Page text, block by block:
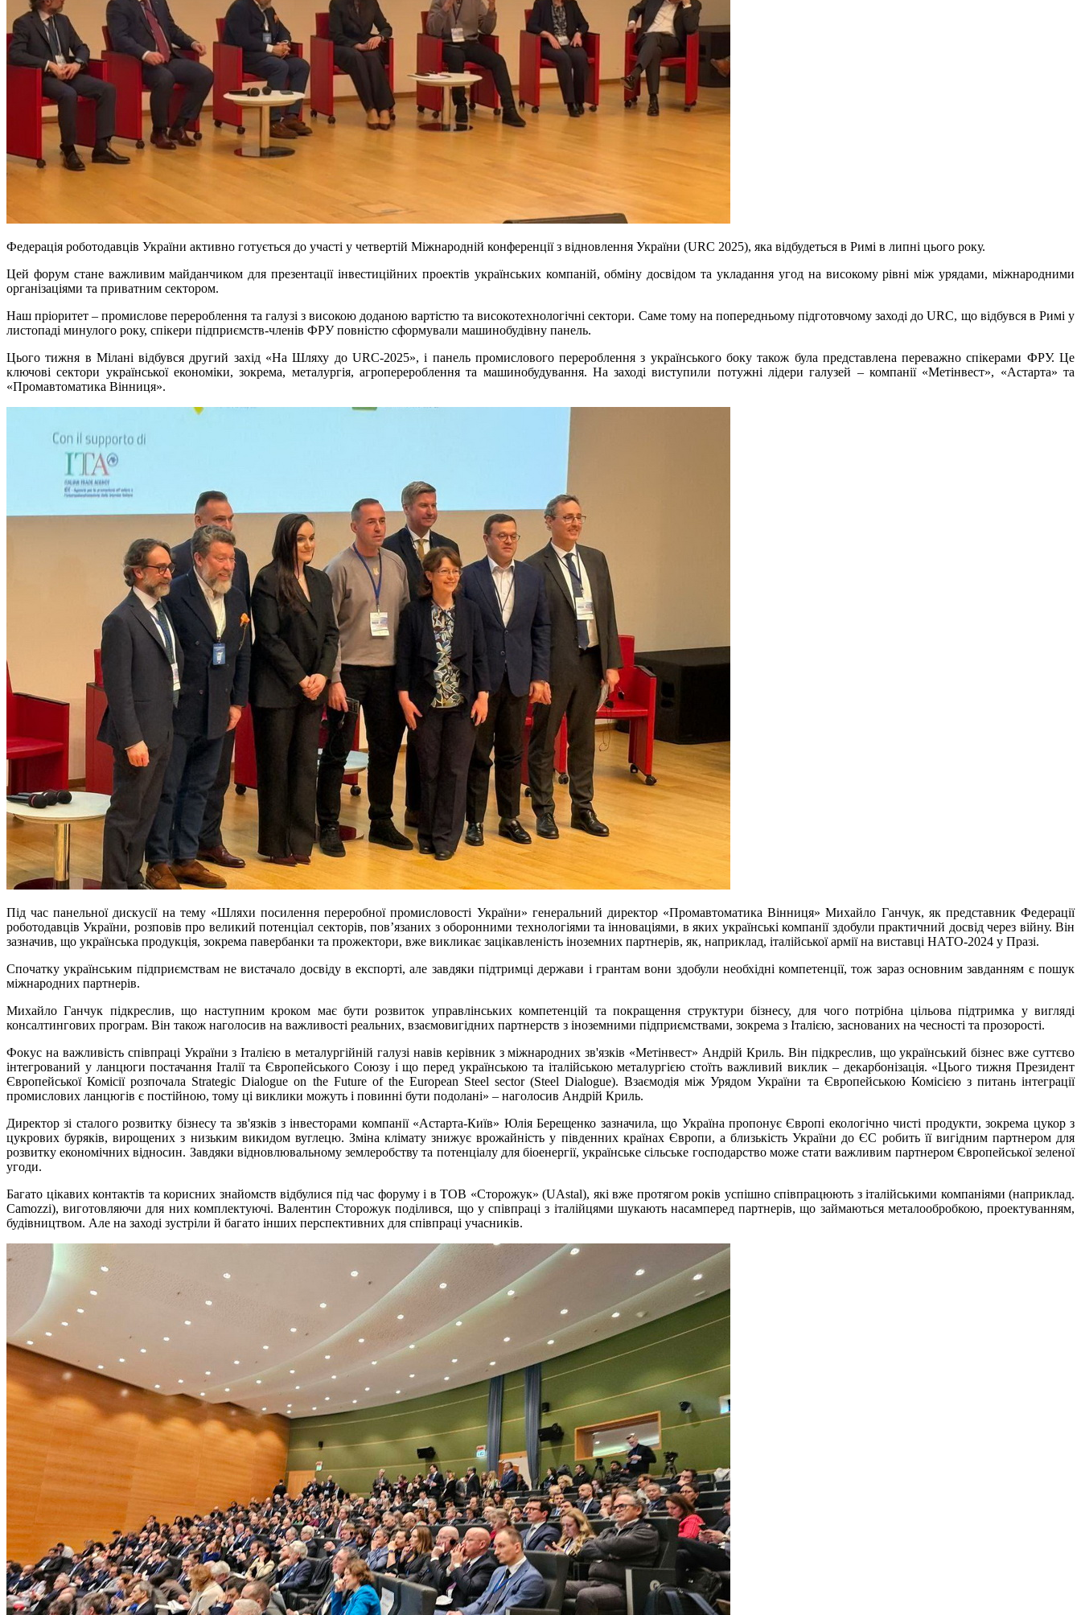
Федерація роботодавців України активно готується до участі у четвертій Міжнародній конференції з відновлення України (URC 2025), яка відбудеться в Римі в липні цього року.
Цей форум стане важливим майданчиком для презентації інвестиційних проектів українських компаній, обміну досвідом та укладання угод на високому рівні між урядами, міжнародними
організаціями та приватним сектором.
Наш пріоритет – промислове перероблення та галузі з високою доданою вартістю та високотехнологічні сектори. Саме тому на попередньому підготовчому заході до URC, що відбувся в Римі у
листопаді минулого року, спікери підприємств-членів ФРУ повністю сформували машинобудівну панель.
Цього тижня в Мілані відбувся другий захід «На Шляху до URC-2025», і панель промислового перероблення з українського боку також була представлена переважно спікерами ФРУ. Це
ключові сектори української економіки, зокрема, металургія, агроперероблення та машинобудування. На заході виступили потужні лідери галузей – компанії «Метінвест», «Астарта» та
«Промавтоматика Вінниця».
Під час панельної дискусії на тему «Шляхи посилення переробної промисловості України» генеральний директор «Промавтоматика Вінниця» Михайло Ганчук, як представник Федерації
роботодавців України, розповів про великий потенціал секторів, пов’язаних з оборонними технологіями та інноваціями, в яких українські компанії здобули практичний досвід через війну. Він
зазначив, що українська продукція, зокрема павербанки та прожектори, вже викликає зацікавленість іноземних партнерів, як, наприклад, італійської армії на виставці НАТО-2024 у Празі.
Спочатку українським підприємствам не вистачало досвіду в експорті, але завдяки підтримці держави і грантам вони здобули необхідні компетенції, тож зараз основним завданням є пошук
міжнародних партнерів.
Михайло Ганчук підкреслив, що наступним кроком має бути розвиток управлінських компетенцій та покращення структури бізнесу, для чого потрібна цільова підтримка у вигляді
консалтингових програм. Він також наголосив на важливості реальних, взаємовигідних партнерств з іноземними підприємствами, зокрема з Італією, заснованих на чесності та прозорості.
Фокус на важливість співпраці України з Італією в металургійній галузі навів керівник з міжнародних зв'язків «Метінвест» Андрій Криль. Він підкреслив, що український бізнес вже суттєво
інтегрований у ланцюги постачання Італії та Європейського Союзу і що перед українською та італійською металургією стоїть важливий виклик – декарбонізація. «Цього тижня Президент
Європейської Комісії розпочала Strategic Dialogue on the Future of the European Steel sector (Steel Dialogue). Взаємодія між Урядом України та Європейською Комісією з питань інтеграції
промислових ланцюгів є постійною, тому ці виклики можуть і повинні бути подолані» – наголосив Андрій Криль.
Директор зі сталого розвитку бізнесу та зв'язків з інвесторами компанії «Астарта-Київ» Юлія Берещенко зазначила, що Україна пропонує Європі екологічно чисті продукти, зокрема цукор з
цукрових буряків, вирощених з низьким викидом вуглецю. Зміна клімату знижує врожайність у південних країнах Європи, а близькість України до ЄС робить її вигідним партнером для
розвитку економічних відносин. Завдяки відновлювальному землеробству та потенціалу для біоенергії, українське сільське господарство може стати важливим партнером Європейської зеленої
угоди.
Багато цікавих контактів та корисних знайомств відбулися під час форуму і в ТОВ «Сторожук» (UAstal), які вже протягом років успішно співпрацюють з італійськими компаніями (наприклад.
Camozzi), виготовляючи для них комплектуючі. Валентин Сторожук поділився, що у співпраці з італійцями шукають насамперед партнерів, що займаються металообробкою, проектуванням,
будівництвом. Але на заході зустріли й багато інших перспективних для співпраці учасників.